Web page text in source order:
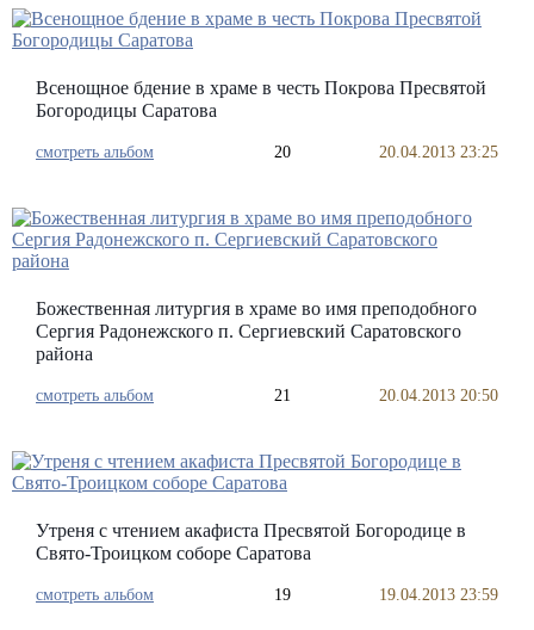
Всенощное бдение в храме в честь Покрова Пресвятой
Богородицы Саратова
смотреть альбом 20 20.04.2013 23:25
Божественная литургия в храме во имя преподобного
Сергия Радонежского п. Сергиевский Саратовского
района
смотреть альбом 21 20.04.2013 20:50
Утреня с чтением акафиста Пресвятой Богородице в
Свято-Троицком соборе Саратова
смотреть альбом 19 19.04.2013 23:59